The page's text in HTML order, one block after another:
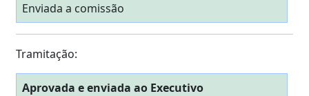
Enviada a comissão
Tramitação:
Aprovada e enviada ao Executivo